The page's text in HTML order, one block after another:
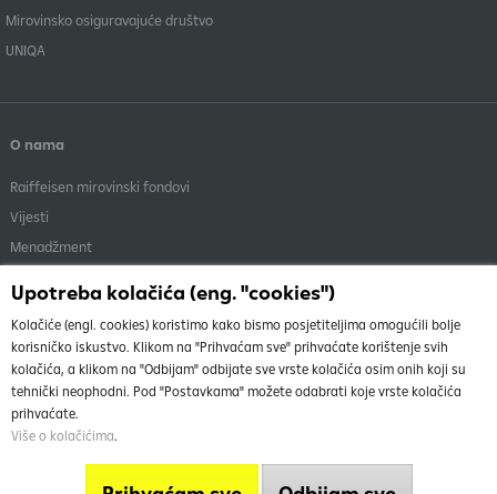
Upotreba kolačića (eng. "cookies")
Kolačiće (engl. cookies) koristimo kako bismo posjetiteljima omogućili bolje
korisničko iskustvo. Klikom na "Prihvaćam sve" prihvaćate korištenje svih
kolačića, a klikom na "Odbijam" odbijate sve vrste kolačića osim onih koji su
tehnički neophodni. Pod "Postavkama" možete odabrati koje vrste kolačića
prihvaćate.
Više o kolačićima.
Mirovinsko osiguravajuće društvo
UNIQA
O nama
Raiffeisen mirovinski fondovi
Vijesti
Menadžment
O nama
Uvjeti korištenja stranice
Vrh